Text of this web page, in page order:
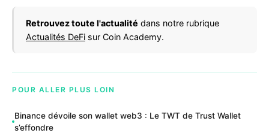
Retrouvez toute l'actualité dans notre rubrique
Actualités DeFi sur Coin Academy.
POUR ALLER PLUS LOIN
Binance dévoile son wallet web3 : Le TWT de Trust Wallet
s’effondre